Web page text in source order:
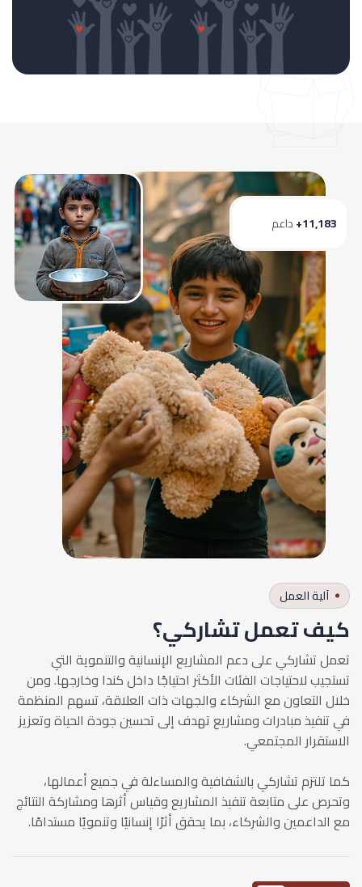
11,183+ داعم
آلية العمل
كيف تعمل تشاركي؟
تعمل تشاركي على دعم المشاريع الإنسانية والتنموية التي
تستجيب لاحتياجات الفئات الأكثر احتياجًا داخل كندا وخارجها. ومن
خلال التعاون مع الشركاء والجهات ذات العلاقة، تسهم المنظمة
في تنفيذ مبادرات ومشاريع تهدف إلى تحسين جودة الحياة وتعزيز
الاستقرار المجتمعي.
كما تلتزم تشاركي بالشفافية والمساءلة في جميع أعمالها،
وتحرص على متابعة تنفيذ المشاريع وقياس أثرها ومشاركة النتائج
مع الداعمين والشركاء، بما يحقق أثرًا إنسانيًا وتنمويًا مستدامًا.